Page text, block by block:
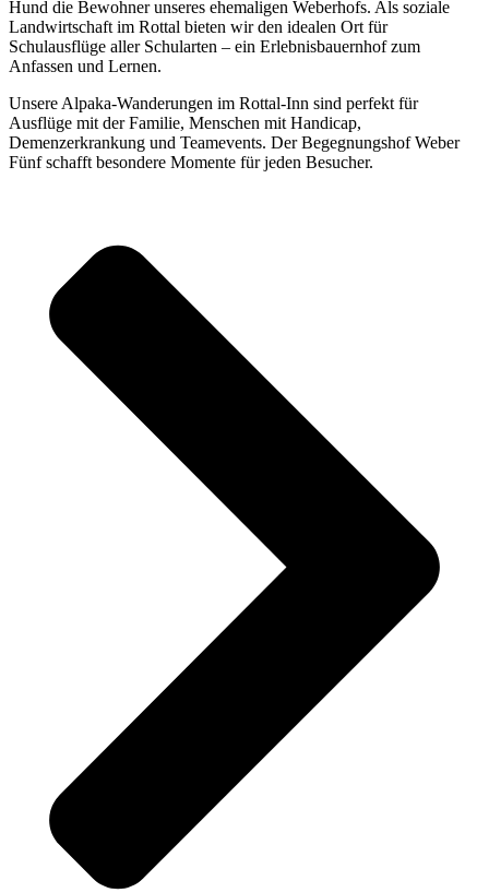
Hund die Bewohner unseres ehemaligen Weberhofs. Als soziale
Landwirtschaft im Rottal bieten wir den idealen Ort für
Schulausflüge aller Schularten – ein Erlebnisbauernhof zum
Anfassen und Lernen.
Unsere Alpaka-Wanderungen im Rottal-Inn sind perfekt für
Ausflüge mit der Familie, Menschen mit Handicap,
Demenzerkrankung und Teamevents. Der Begegnungshof Weber
Fünf schafft besondere Momente für jeden Besucher.